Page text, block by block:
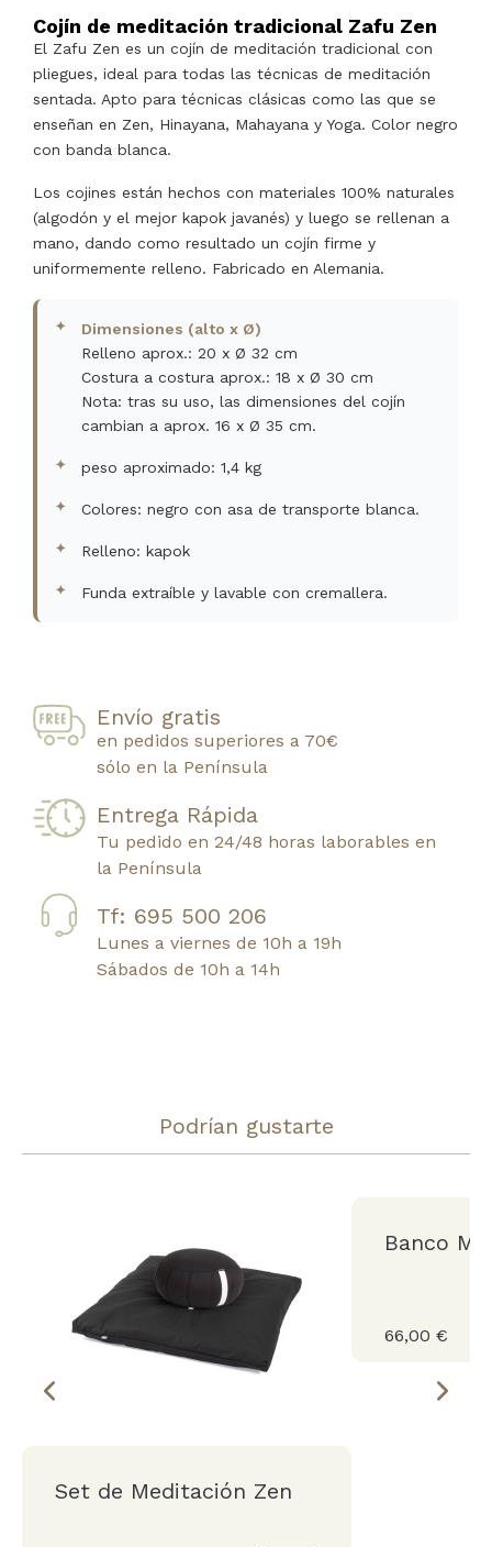
Cojín de meditación tradicional Zafu Zen
El Zafu Zen es un cojín de meditación tradicional con
pliegues, ideal para todas las técnicas de meditación
sentada. Apto para técnicas clásicas como las que se
enseñan en Zen, Hinayana, Mahayana y Yoga. Color negro
con banda blanca.
Los cojines están hechos con materiales 100% naturales
(algodón y el mejor kapok javanés) y luego se rellenan a
mano, dando como resultado un cojín firme y
uniformemente relleno. Fabricado en Alemania.
Dimensiones (alto x Ø)
Relleno aprox.: 20 x Ø 32 cm
Costura a costura aprox.: 18 x Ø 30 cm
Nota: tras su uso, las dimensiones del cojín
cambian a aprox. 16 x Ø 35 cm.
peso aproximado: 1,4 kg
Colores: negro con asa de transporte blanca.
Relleno: kapok
Funda extraíble y lavable con cremallera.
Envío gratis
en pedidos superiores a 70€
sólo en la Península
Entrega Rápida
Tu pedido en 24/48 horas laborables en
la Península
Tf: 695 500 206
Lunes a viernes de 10h a 19h
Sábados de 10h a 14h
Podrían gustarte
Set de Meditación Zen
Banco
66,00 €